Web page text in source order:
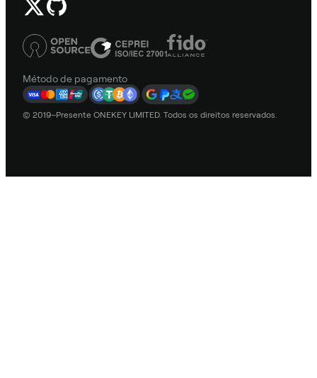
Método de pagamento
© 2019–Presente ONEKEY LIMITED. Todos os direitos reservados.